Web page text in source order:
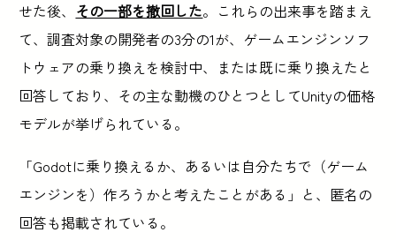
せた後、 その一部を撤回した。これらの出来事を踏まえ
て、調査対象の開発者の3分の1が、ゲームエンジンソフ
トウェアの乗り換えを検討中、または既に乗り換えたと
回答しており、その主な動機のひとつとしてUnityの価格
モデルが挙げられている。
「Godotに乗り換えるか、あるいは自分たちで（ゲーム
エンジンを）作ろうかと考えたことがある」と、匿名の
回答も掲載されている。